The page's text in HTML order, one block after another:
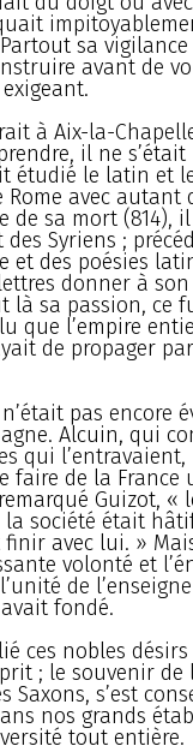
sa
avant de
à Aix-la-
il ne
étudié le latin et
avec autant
de sa mort (814),
des Syriens ;
et des poésies
donner à son
là sa passion, ce
que l’empire
de propager
pas encore
Alcuin, qui
qui
faire de la France
Guizot, «
société était
avec lui. »
volonté et
de
fondé.
ces nobles
; le souvenir de
s’est
nos grands
tout entière.